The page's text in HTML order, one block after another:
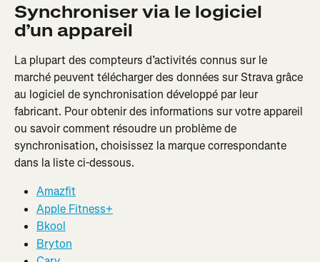
Synchroniser via le logiciel
d’un appareil
La plupart des compteurs d’activités connus sur le
marché peuvent télécharger des données sur Strava grâce
au logiciel de synchronisation développé par leur
fabricant. Pour obtenir des informations sur votre appareil
ou savoir comment résoudre un problème de
synchronisation, choisissez la marque correspondante
dans la liste ci-dessous.
Amazfit
Apple Fitness+
Bkool
Bryton